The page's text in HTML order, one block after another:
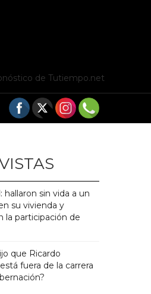
de Tutiempo.net
hallaron sin vida a un
su vivienda y
la participación de
que Ricardo
fuera de la carrera